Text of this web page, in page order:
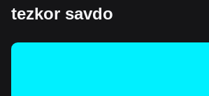
tezkor savdo